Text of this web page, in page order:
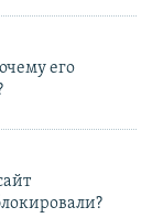
его